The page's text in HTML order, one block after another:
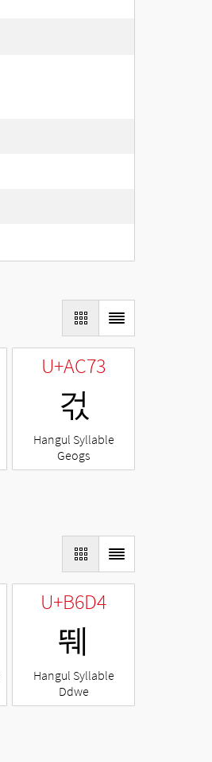
U+AC73
걳
Hangul Syllable
Geogs
U+B6D4
뛔
Hangul Syllable
Ddwe